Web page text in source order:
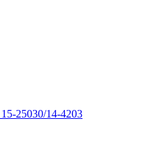
25030/14-4203